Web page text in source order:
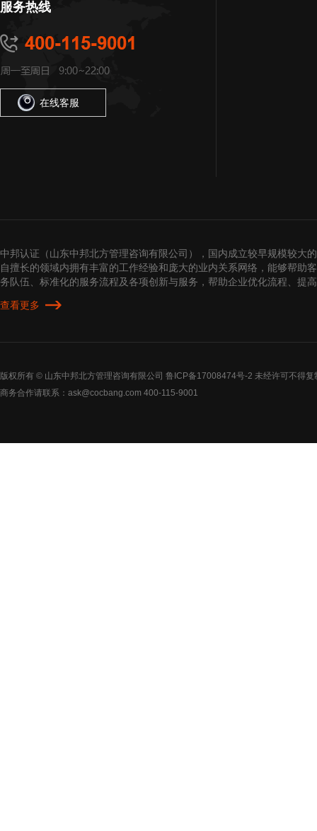
服务热线
在线客服
中邦认证（山东中邦北方管理咨询有限公司），国内成立较早规模较大
自擅长的领域内拥有丰富的工作经验和庞大的业内关系网络，能够帮助
务队伍、标准化的服务流程及各项创新与服务，帮助企业优化流程、提
查看更多
版权所有 © 山东中邦北方管理咨询有限公司 鲁ICP备17008474号-2 未经许可不得复
商务合作请联系：ask@cocbang.com 400-115-9001